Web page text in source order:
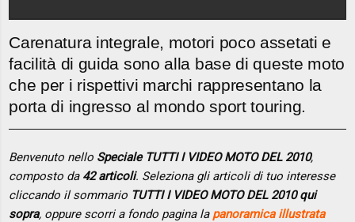
Carenatura integrale, motori poco assetati e
facilità di guida sono alla base di queste moto
che per i rispettivi marchi rappresentano la
porta di ingresso al mondo sport touring.
Benvenuto nello Speciale TUTTI I VIDEO MOTO DEL 2010,
composto da 42 articoli. Seleziona gli articoli di tuo interesse
cliccando il sommario TUTTI I VIDEO MOTO DEL 2010 qui
sopra, oppure scorri a fondo pagina la panoramica illustrata